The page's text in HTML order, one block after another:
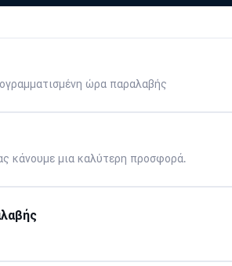
ώρα παραλαβής
κάνουμε μια καλύτερη προσφορά.